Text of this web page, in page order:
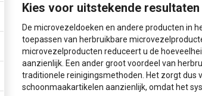
Kies voor uitstekende
De microvezeldoeken en andere producten in
toepassen van herbruikbare
microvezelproducten reduceert u de
aanzienlijk. Een ander groot voordeel van
traditionele reinigingsmethoden. Het zorgt dus
schoonmaakartikelen aanzienlijk, omdat het